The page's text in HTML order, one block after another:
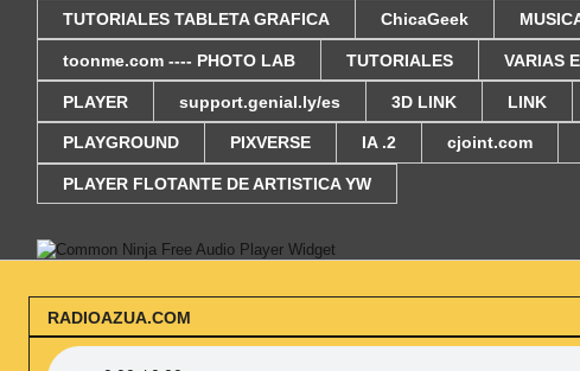
TUTORIALES TABLETA GRAFICA ChicaGeek
toonme.com ---- PHOTO LAB TUTORIALES VARIAS
PLAYER support.genial.ly/es 3D LINK LINK
PLAYGROUND PIXVERSE IA .2 cjoint.com
PLAYER FLOTANTE DE ARTISTICA YW
Free Audio Player Widget
RADIOAZUA.COM